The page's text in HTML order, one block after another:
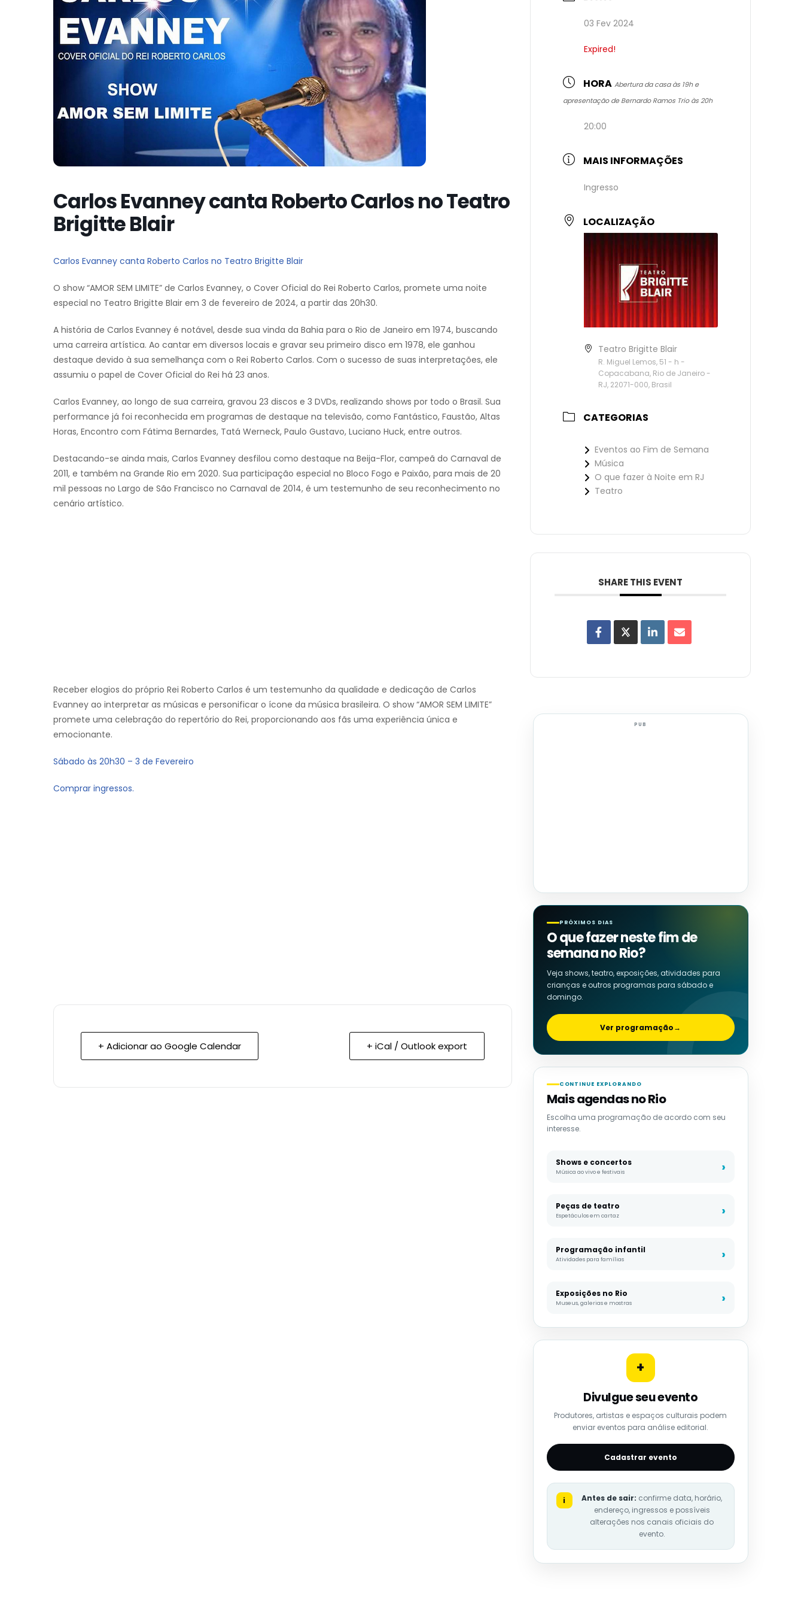
Carlos Evanney canta Roberto Carlos no Teatro
Brigitte Blair
Carlos Evanney canta Roberto Carlos no Teatro Brigitte Blair
O show “AMOR SEM LIMITE” de Carlos Evanney, o Cover Oficial do Rei Roberto Carlos, promete uma noite
especial no Teatro Brigitte Blair em 3 de fevereiro de 2024, a partir das 20h30.
A história de Carlos Evanney é notável, desde sua vinda da Bahia para o Rio de Janeiro em 1974, buscando
uma carreira artística. Ao cantar em diversos locais e gravar seu primeiro disco em 1978, ele ganhou
destaque devido à sua semelhança com o Rei Roberto Carlos. Com o sucesso de suas interpretações, ele
assumiu o papel de Cover Oficial do Rei há 23 anos.
Carlos Evanney, ao longo de sua carreira, gravou 23 discos e 3 DVDs, realizando shows por todo o Brasil. Sua
performance já foi reconhecida em programas de destaque na televisão, como Fantástico, Faustão, Altas
Horas, Encontro com Fátima Bernardes, Tatá Werneck, Paulo Gustavo, Luciano Huck, entre outros.
Destacando-se ainda mais, Carlos Evanney desfilou como destaque na Beija-Flor, campeã do Carnaval de
2011, e também na Grande Rio em 2020. Sua participação especial no Bloco Fogo e Paixão, para mais de 20
mil pessoas no Largo de São Francisco no Carnaval de 2014, é um testemunho de seu reconhecimento no
cenário artístico.
Receber elogios do próprio Rei Roberto Carlos é um testemunho da qualidade e dedicação de Carlos
Evanney ao interpretar as músicas e personificar o ícone da música brasileira. O show “AMOR SEM LIMITE”
promete uma celebração do repertório do Rei, proporcionando aos fãs uma experiência única e
emocionante.
Sábado às 20h30 – 3 de Fevereiro
Comprar ingressos.
+ Adicionar ao Google Calendar + iCal / Outlook export
03 Fev 2024
Expired!
HORA Abertura da casa às 19h e
apresentação de Bernardo Ramos Trio às 20h
20:00
MAIS INFORMAÇÕES
Ingresso
LOCALIZAÇÃO
Teatro Brigitte Blair
R. Miguel Lemos, 51 - h -
Copacabana, Rio de Janeiro -
RJ, 22071-000, Brasil
CATEGORIAS
Eventos ao Fim de Semana
Música
O que fazer à Noite em RJ
Teatro
SHARE THIS EVENT
PUB
PRÓXIMOS DIAS
O que fazer neste fim de
semana no Rio?
Veja shows, teatro, exposições, atividades para
crianças e outros programas para sábado e
domingo.
Ver programação→
CONTINUE EXPLORANDO
Mais agendas no Rio
Escolha uma programação de acordo com seu
interesse.
Shows e concertos
Música ao vivo e festivais
Peças de teatro
Espetáculos em cartaz
Programação infantil
Atividades para famílias
Exposições no Rio
Museus, galerias e mostras
+
Divulgue seu evento
Produtores, artistas e espaços culturais podem
enviar eventos para análise editorial.
Cadastrar evento
i Antes de sair: confirme data, horário,
endereço, ingressos e possíveis
alterações nos canais oficiais do
evento.